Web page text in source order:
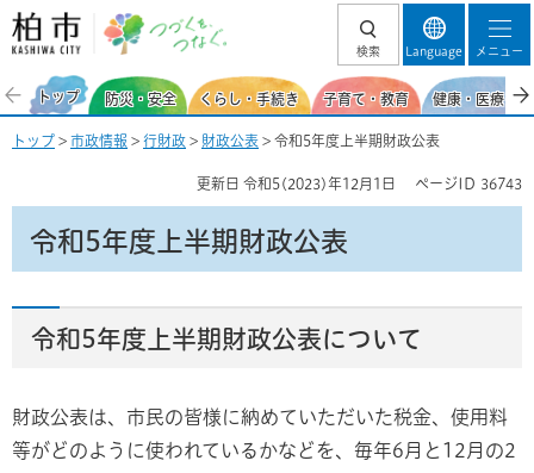
柏市 つづくを、
検索 Language メニュー
トップ 防災・安全 くらし・手続き 子育て・教育 健康・医療・
トップ > 市政情報 > 行財政 > 財政公表 > 令和5年度上半期財政公表
更新日 令和5(2023)年12月1日 ページID 36743
令和5年度上半期財政公表
令和5年度上半期財政公表について
財政公表は、市民の皆様に納めていただいた税金、使用料
等がどのように使われているかなどを、毎年6月と12月の2